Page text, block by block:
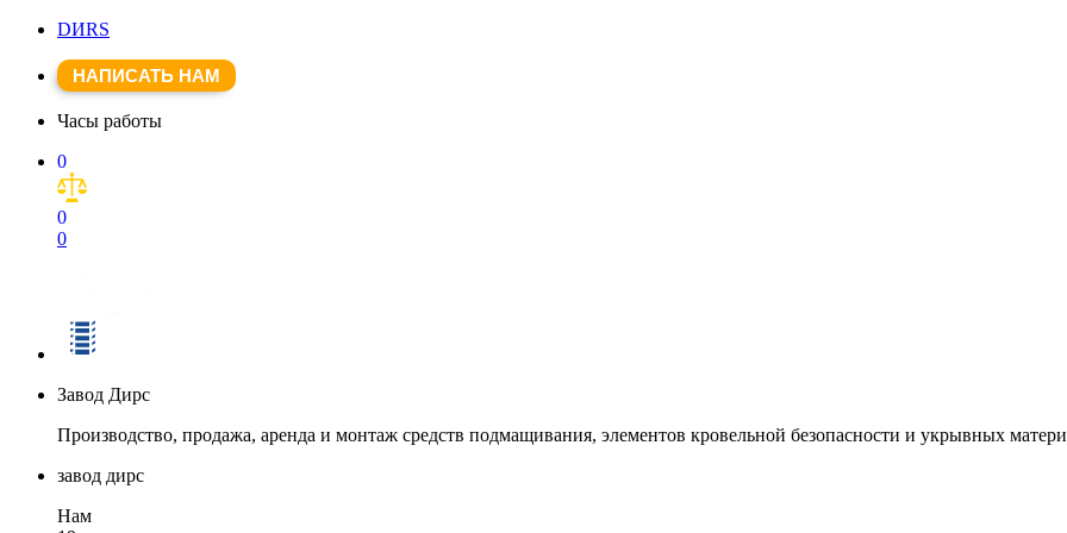
DИRS
НАПИСАТЬ НАМ
Часы работы
0
0
0
Завод Дирс
Производство, продажа, аренда и монтаж средств подмащивания, элементов кровельной безопасности и укрывных
завод дирс
Нам